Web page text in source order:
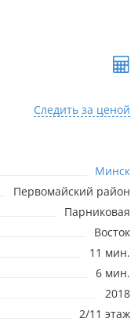
Следить за ценой
Минск
Первомайский район
Парниковая
Восток
11 мин.
6 мин.
2018
2/11 этаж